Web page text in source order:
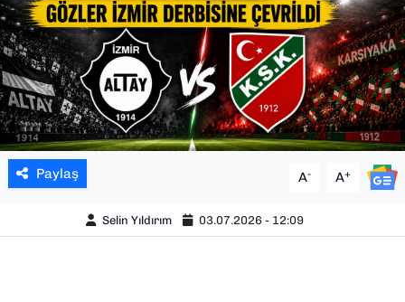
Paylaş A- A+
Selin Yıldırım 03.07.2026 - 12:09
YEREL YÖNETİMLER